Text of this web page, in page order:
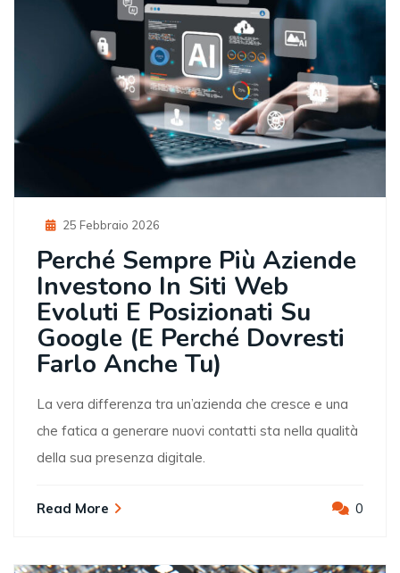
Posted
25 Febbraio 2026
Perché Sempre Più Aziende
Investono In Siti Web
Evoluti E Posizionati Su
Google (e Perché Dovresti
Farlo Anche Tu)
La vera differenza tra un’azienda che cresce e una
che fatica a generare nuovi contatti sta nella qualità
della sua presenza digitale.
Read More 0